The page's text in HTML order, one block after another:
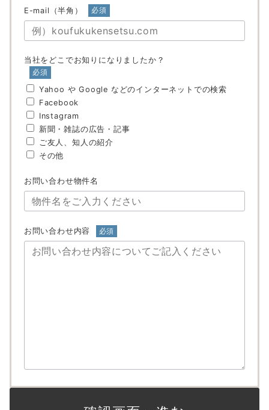
E-mail（半角） 必須
当社をどこでお知りになりましたか？
必須
Yahoo や Google などのインターネットでの検索
Facebook
Instagram
新聞・雑誌の広告・記事
ご友人、知人の紹介
その他
お問い合わせ物件名
お問い合わせ内容 必須